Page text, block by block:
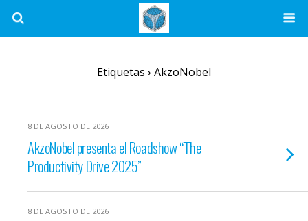
Etiquetas › AkzoNobel
8 DE AGOSTO DE 2026
AkzoNobel presenta el Roadshow “The
Productivity Drive 2025”
8 DE AGOSTO DE 2026